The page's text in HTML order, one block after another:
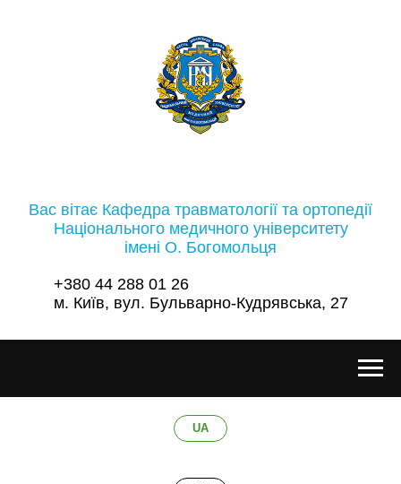
Вас вітає Кафедра травматології та ортопедії
Національного медичного університету
імені О. Богомольця
+380 44 288 01 26
м. Київ, вул. Бульварно-Кудрявська, 27
UA